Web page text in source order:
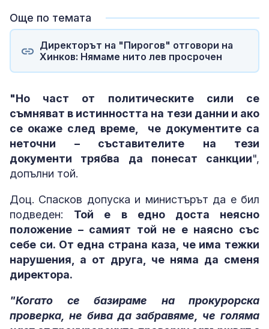
Още по темата
Директорът на "Пирогов" отговори на
Хинков: Нямаме нито лев просрочен
"Но част от политическите сили се
съмняват в истинността на тези данни и ако
се окаже след време, че документите са
неточни – съставителите на тези
документи трябва да понесат санкции",
допълни той.
Доц. Спасков допуска и министърът да е бил
подведен: Той е в едно доста неясно
положение – самият той не е наясно със
себе си. От една страна каза, че има тежки
нарушения, а от друга, че няма да сменя
директора.
"Когато се базираме на прокурорска
проверка, не бива да забравяме, че голяма